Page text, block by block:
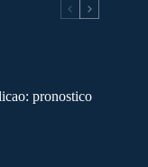
pronostico